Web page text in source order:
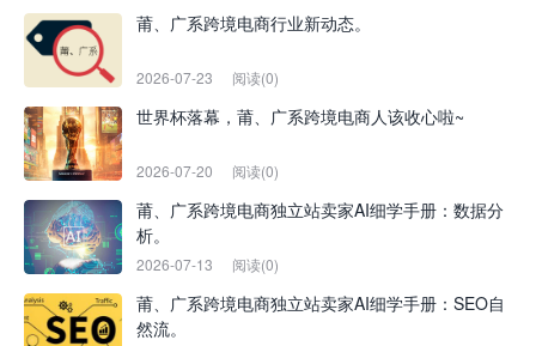
莆、广系跨境电商行业新动态。
2026-07-23 阅读(0)
世界杯落幕，莆、广系跨境电商人该收心啦~
2026-07-20 阅读(0)
莆、广系跨境电商独立站卖家AI细学手册：数据分
析。
2026-07-13 阅读(0)
莆、广系跨境电商独立站卖家AI细学手册：SEO自
然流。